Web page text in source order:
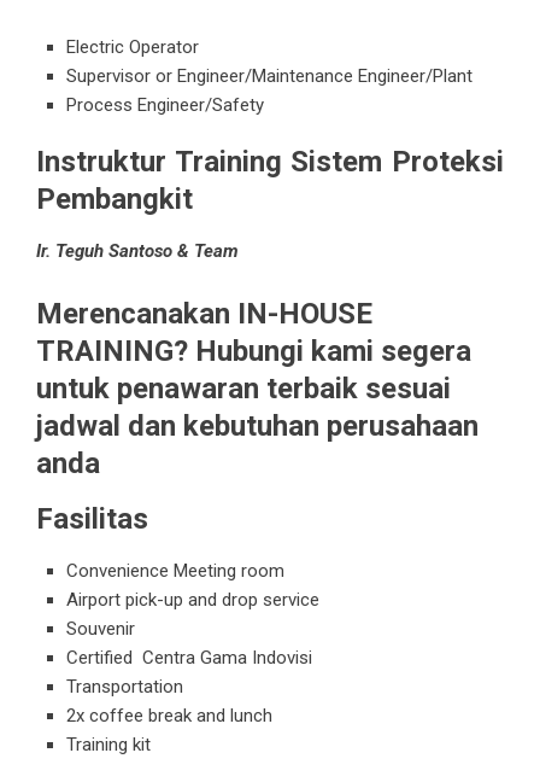
Electric Operator
Supervisor or Engineer/Maintenance Engineer/Plant
Process Engineer/Safety
Instruktur Training Sistem Proteksi
Pembangkit
Ir. Teguh Santoso & Team
Merencanakan IN-HOUSE
TRAINING? Hubungi kami segera
untuk penawaran terbaik sesuai
jadwal dan kebutuhan perusahaan
anda
Fasilitas
Convenience Meeting room
Airport pick-up and drop service
Souvenir
Certified Centra Gama Indovisi
Transportation
2x coffee break and lunch
Training kit